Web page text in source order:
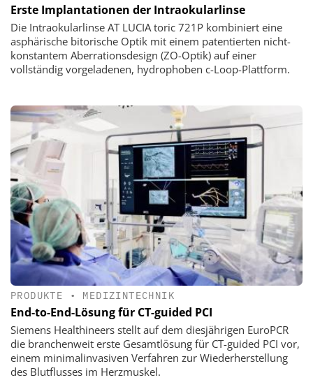
Erste Implantationen der Intraokularlinse
Die Intraokularlinse AT LUCIA toric 721P kombiniert eine
asphärische bitorische Optik mit einem patentierten nicht-
konstantem Aberrationsdesign (ZO-Optik) auf einer
vollständig vorgeladenen, hydrophoben c-Loop-Plattform.
PRODUKTE • MEDIZINTECHNIK
End-to-End-Lösung für CT-guided PCI
Siemens Healthineers stellt auf dem diesjährigen EuroPCR
die branchenweit erste Gesamtlösung für CT-guided PCI vor,
einem minimalinvasiven Verfahren zur Wiederherstellung
des Blutflusses im Herzmuskel.